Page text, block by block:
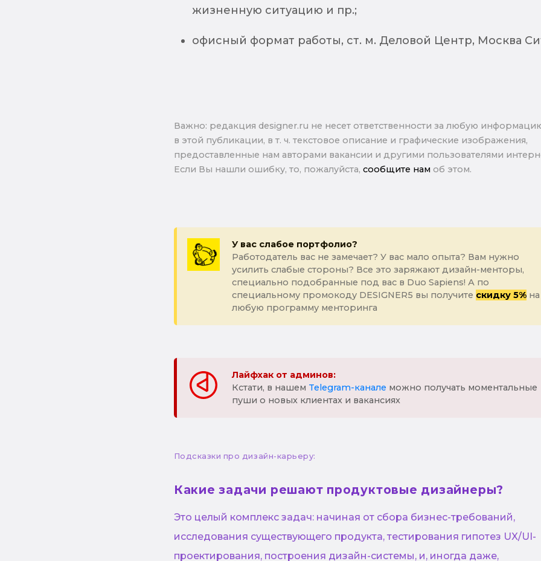
жизненную ситуацию и пр.;
офисный формат работы, ст. м. Деловой Центр, Москва
Важно: pедакция designer.ru не несет ответственности за любую
в этой публикации, в т. ч. текстовое описание и графические изображения,
предоставленные нам авторами вакансии и другими пользователями
Если Вы нашли ошибку, то, пожалуйста, сообщите нам об этом.
У вас слабое портфолио?
Работодатель вас не замечает? У вас мало опыта? Вам нужно
усилить слабые стороны? Все это заряжают дизайн-менторы,
специально подобранные под вас в Duo Sapiens! А по
специальному промокоду DESIGNER5 вы получите скидку 5%на
любую программу менторинга
Лайфхак от админов:
Кстати, в нашем Telegram-канале можно получать моментальные
пуши о новых клиентах и вакансиях
Подсказки про дизайн-карьеру:
Какие задачи решают продуктовые дизайнеры?
Это целый комплекс задач: начиная от сбора бизнес-требований,
исследования существующего продукта, тестирования гипотез UX/UI-
проектирования, построения дизайн-системы, и, иногда даже,